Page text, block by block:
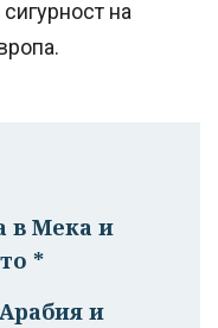
на
в Мека и
*
и